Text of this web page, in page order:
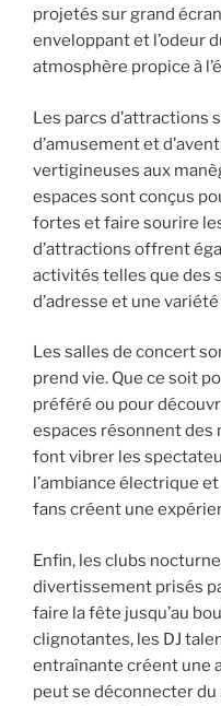
projetés sur grand
enveloppant et l’odeur
atmosphère propice à
Les parcs d’attractions
d’amusement et
vertigineuses aux
espaces sont conçus
fortes et faire sourire
d’attractions offrent
activités telles que des
d’adresse et une
Les salles de concert
prend vie. Que ce soit
préféré ou pour
espaces résonnent des
font vibrer les
l’ambiance électrique
fans créent une
Enfin, les clubs
divertissement prisés
faire la fête jusqu’au
clignotantes, les DJ
entraînante créent une
peut se déconnecter